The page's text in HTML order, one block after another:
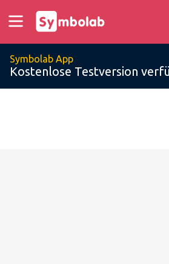
Symbolab App
Kostenlose Testversion